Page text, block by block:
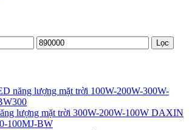
Giá
tối
Lọc
lượng mặt trời 300W-200W-100W DAXIN
100MJ-BW